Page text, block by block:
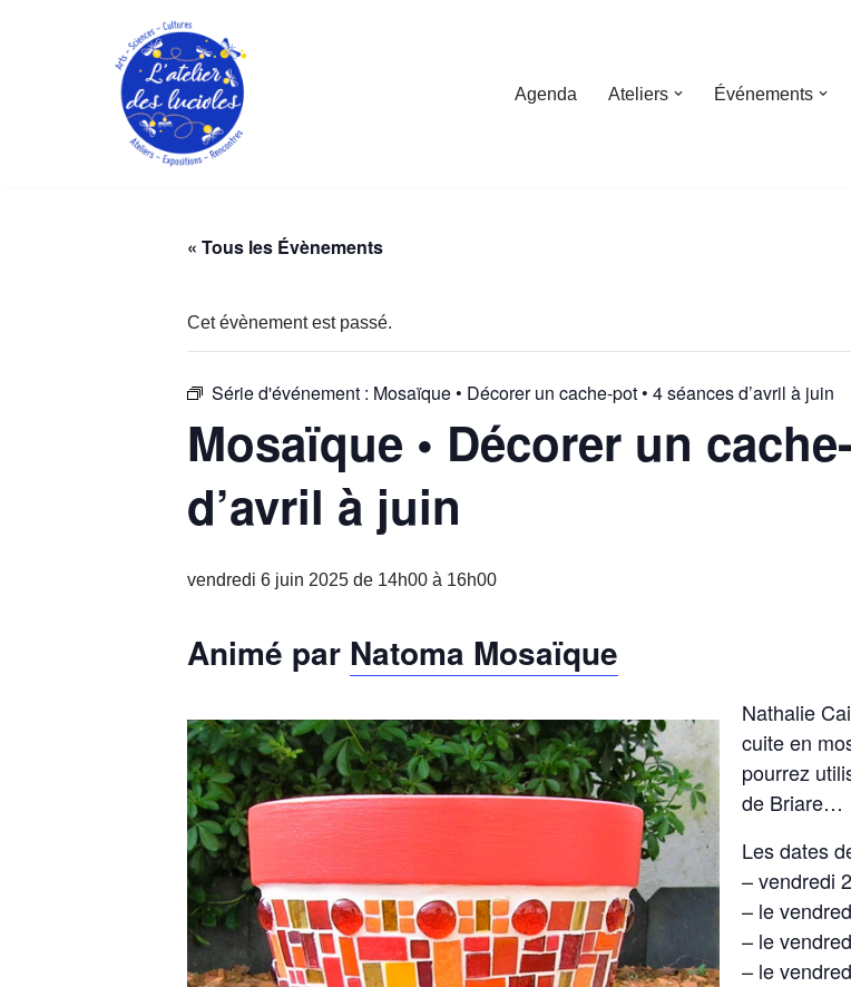
Agenda Ateliers Événements
« Tous les Évènements
Cet évènement est passé.
Série d'événement : Mosaïque • Décorer un cache-pot • 4 séances d’avril à juin
Mosaïque • Décorer un
d’avril à juin
vendredi 6 juin 2025 de 14h00 à 16h00
Animé par Natoma Mosaïque
Nathalie
cuite en
pourrez
de Briare…
Les dates
– vendredi
– le
– le
– le